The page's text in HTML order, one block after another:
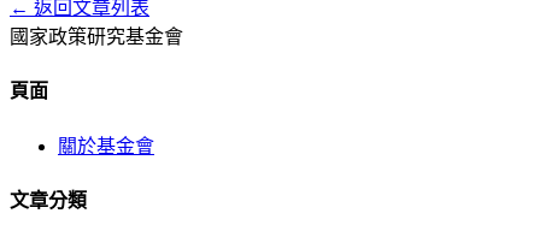
← 返回文章列表
國家政策研究基金會
頁面
關於基金會
文章分類